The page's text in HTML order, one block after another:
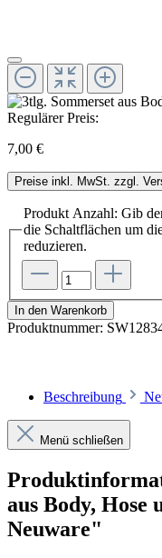
Regulärer Preis:
7,00 €
Preise inkl. MwSt. zzgl.
Produkt Anzahl: Gib
die Schaltflächen um
reduzieren.
In den Warenkorb
Produktnummer:
Beschreibung
Menü schließen
aus Body, Hose
Neuware"